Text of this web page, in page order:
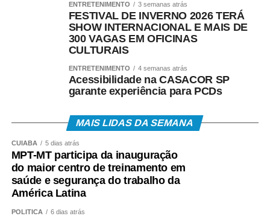
Gringo é um dos principais incentivadores dessa
modalidade em Mato Grosso. Presidente da Associação
Mato-Grossense de Pipeiros, ele organiza festivais,
competições e encontros que reúnem praticantes de
diferentes idades.
Uma das maiores emoções de sua trajetória aconteceu
conquistou o título de campeã mato-grossense de pipa,
reforçando que a paixão pela modalidade atravessa
gerações.
“Nossa luta agora é para que Mato Grosso tenha um
Pipódromo. Queremos um espaço seguro onde crianças,
jovens e adultos possam praticar o esporte sem riscos,
ENTRETENIMENTO 3 semanas atrás
FESTIVAL DE INVERNO 2026 TERÁ
SHOW INTERNACIONAL E MAIS DE
300 VAGAS EM OFICINAS
CULTURAIS
ENTRETENIMENTO 4 semanas atrás
Acessibilidade na CASACOR SP
garante experiência para PCDs
MAIS LIDAS DA SEMANA
CUIABÁ 5 dias atrás
MPT-MT participa da inauguração
do maior centro de treinamento em
saúde e segurança do trabalho da
América Latina
POLÍTICA 6 dias atrás